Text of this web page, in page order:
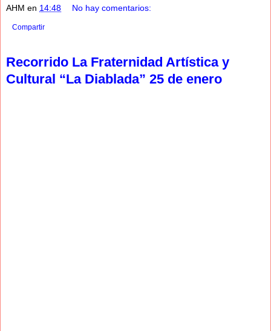
AHM en 14:48 No hay comentarios:
Compartir
Recorrido La Fraternidad Artística y
Cultural “La Diablada” 25 de enero